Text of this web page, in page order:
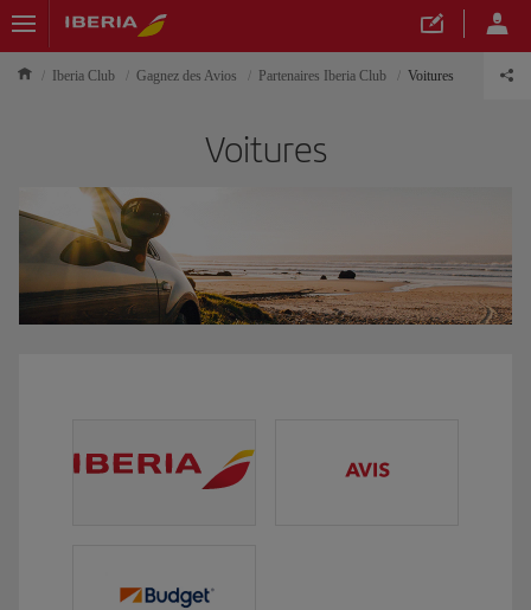
Iberia Club Gagnez des Avios Partenaires Iberia Club Voitures
Voitures